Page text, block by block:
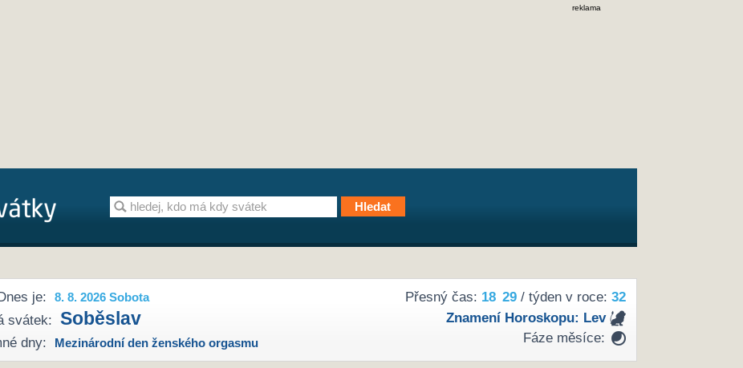
reklama
Přesný čas: 18 29/ týden v roce: 32
Znamení Horoskopu: Lev
Fáze měsíce:
je: 8. 8. 2026 Sobota
svátek: Soběslav
dny: Mezinárodní den ženského orgasmu